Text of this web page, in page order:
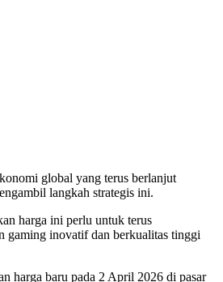
global yang terus berlanjut
langkah strategis ini.
harga ini perlu untuk terus
gaming inovatif dan berkualitas tinggi
harga baru pada 2 April 2026 di pasar